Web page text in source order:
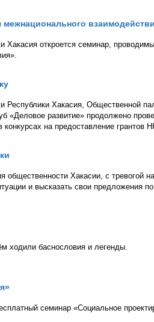
Хакасия откроется семинар,
Республики Хакасия, Общественной
«Деловое развитие» продолжено
на предоставление грантов
Хакасии, с тревогой
и высказать свои предложения
ходили баснословия и легенды.
семинар «Социальное